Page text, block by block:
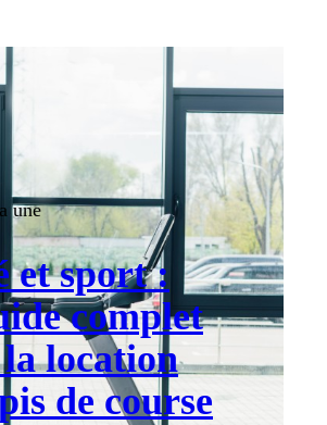
une
et sport :
complet
location
de course